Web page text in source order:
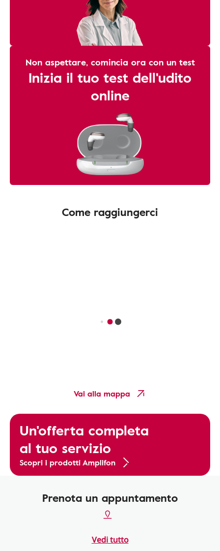
Non aspettare, comincia ora con un test
Inizia il tuo test dell'udito
online
Come raggiungerci
Vai alla mappa
Un'offerta completa
al tuo servizio
Scopri i prodotti Amplifon
Prenota un appuntamento
Vedi tutto